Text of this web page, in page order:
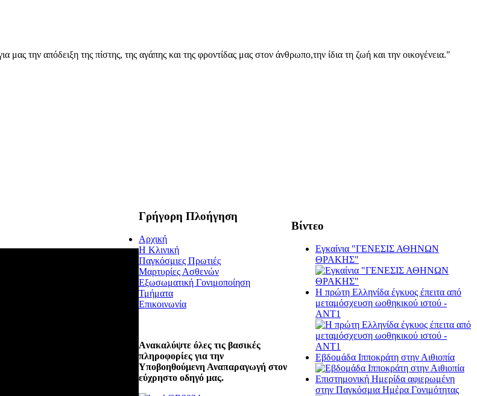
μας την απόδειξη της πίστης, της αγάπης και της φροντίδας μας στον άνθρωπο,την ίδια τη ζωή και την οικογένεια."
Βίντεο
Εγκαίνια "ΓΕΝΕΣΙΣ ΑΘΗΝΩΝ
ΘΡΑΚΗΣ"
Η πρώτη Ελληνίδα έγκυος έπειτα από
μεταμόσχευση ωοθηκικού ιστού -
ΑΝΤ1
Εβδομάδα Ιπποκράτη στην Αιθιοπία
Επιστημονική Ημερίδα αφιερωμένη
στην Παγκόσμια Ημέρα Γονιμότητας
Γρήγορη Πλοήγηση
Αρχική
Η Κλινική
Παγκόσμιες Πρωτιές
Μαρτυρίες Ασθενών
Εξωσωματική Γονιμοποίηση
Τμήματα
Επικοινωνία
Aνακαλύψτε όλες τις βασικές
πληροφορίες για την
Υποβοηθούμενη Αναπαραγωγή στον
εύχρηστο οδηγό μας.